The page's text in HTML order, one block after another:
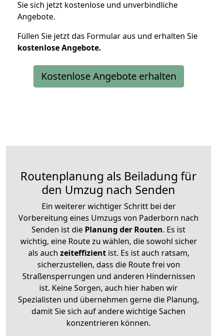
Sie sich jetzt kostenlose und unverbindliche
Angebote.
Füllen Sie jetzt das Formular aus und erhalten Sie
kostenloseAngebote.
Kostenlose Angebote erhalten
Routenplanung als Beiladung für
den Umzug nach Senden
Ein weiterer wichtiger Schritt bei der
Vorbereitung eines Umzugs von Paderborn nach
Senden ist die Planung der Routen. Es ist
wichtig, eine Route zu wählen, die sowohl sicher
als auch zeiteffizientist. Es ist auch ratsam,
sicherzustellen, dass die Route frei von
Straßensperrungen und anderen Hindernissen
ist. Keine Sorgen, auch hier haben wir
Spezialisten und übernehmen gerne die Planung,
damit Sie sich auf andere wichtige Sachen
konzentrieren können.